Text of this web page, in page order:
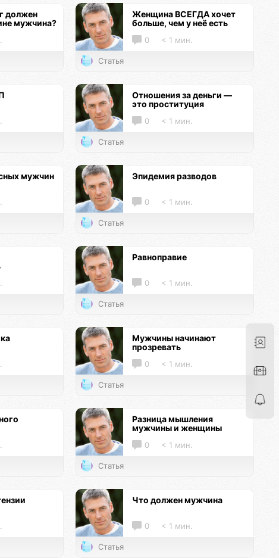
должен
мужчина?
Женщина ВСЕГДА хочет
больше, чем у неё есть
0 < 1 мин.
Статья
Отношения за деньги —
это проституция
0 < 1 мин.
Статья
мужчин Эпидемия разводов
0 < 1 мин.
Статья
Равноправие
0 < 1 мин.
Статья
Мужчины начинают
прозревать
0 < 1 мин.
Статья
Разница мышления
мужчины и женщины
0 < 1 мин.
Статья
Что должен мужчина
0 < 1 мин.
Статья